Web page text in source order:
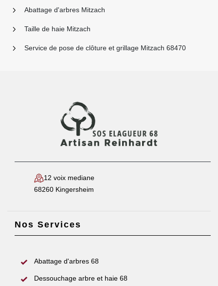
Abattage d'arbres Mitzach
Taille de haie Mitzach
Service de pose de clôture et grillage Mitzach 68470
12 voix mediane
68260 Kingersheim
Nos Services
Abattage d'arbres 68
Dessouchage arbre et haie 68